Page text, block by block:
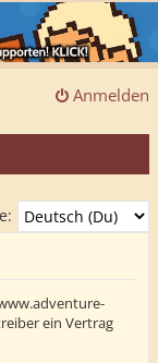
Anmelden
ein Vertrag